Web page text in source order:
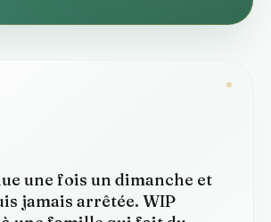
une fois un dimanche et
jamais arrêtée. WIP